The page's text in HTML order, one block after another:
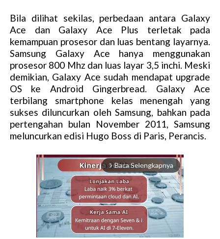
Bila dilihat sekilas, perbedaan antara Galaxy
Ace dan Galaxy Ace Plus terletak pada
kemampuan prosesor dan luas bentang layarnya.
Samsung Galaxy Ace hanya menggunakan
prosesor 800 Mhz dan luas layar 3,5 inchi. Meski
demikian, Galaxy Ace sudah mendapat upgrade
OS ke Android Gingerbread. Galaxy Ace
terbilang smartphone kelas menengah yang
sukses diluncurkan oleh Samsung, bahkan pada
pertengahan bulan November 2011, Samsung
meluncurkan edisi Hugo Boss di Paris, Perancis.
arrow_forward_ios Baca Selengkapnya